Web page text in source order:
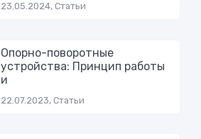
23.05.2024, Статьи
Опорно-поворотные
устройства: Принцип работы
и
22.07.2023, Статьи